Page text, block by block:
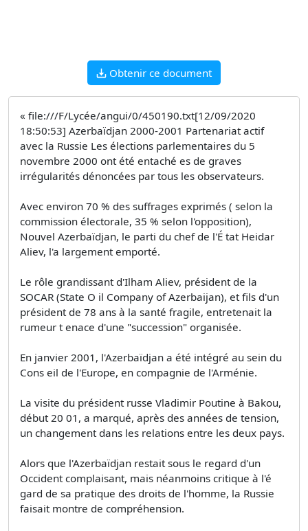
Obtenir ce document
« file:///F/Lycée/angui/0/450190.txt[12/09/2020
18:50:53] Azerbaïdjan 2000-2001 Partenariat actif
avec la Russie Les élections parlementaires du 5
novembre 2000 ont été entaché es de graves
irrégularités dénoncées par tous les observateurs.
Avec environ 70 % des suffrages exprimés ( selon la
commission électorale, 35 % selon l'opposition),
Nouvel Azerbaïdjan, le parti du chef de l'É tat Heidar
Aliev, l'a largement emporté.
Le rôle grandissant d'Ilham Aliev, président de la
SOCAR (State O il Company of Azerbaijan), et fils d'un
président de 78 ans à la santé fragile, entretenait la
rumeur t enace d'une "succession" organisée.
En janvier 2001, l'Azerbaïdjan a été intégré au sein du
Cons eil de l'Europe, en compagnie de l'Arménie.
La visite du président russe Vladimir Poutine à Bakou,
début 20 01, a marqué, après des années de tension,
un changement dans les relations entre les deux pays.
Alors que l'Azerbaïdjan restait sous le regard d'un
Occident complaisant, mais néanmoins critique à l'é
gard de sa pratique des droits de l'homme, la Russie
faisait montre de compréhension.